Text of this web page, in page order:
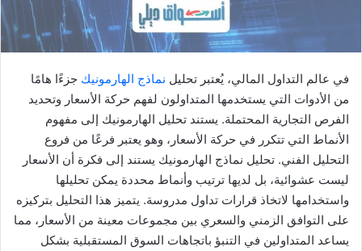
ك
ر
و
في عالم التداول المالي، يُعتبر تحليل نماذج الهارمونيك جزءًا هامًا
من الأدوات التي يستخدمها المتداولون لفهم حركة الأسعار وتحديد
الفرص التجارية المحتملة. يستند تحليل الهارمونيك إلى مفهوم
الأنماط التي تتكرر في حركة الأسعار، وهو يعتبر فرعًا من فروع
التحليل الفني. تحليل نماذج الهارمونيك يستند إلى فكرة أن الأسعار
ليست عشوائية، بل لديها ترتيب وأنماط محددة يمكن تحليلها
واستخدامها لاتخاذ قرارات تداول مدروسة. يتميز هذا التحليل بتركيزه
على التوافق الزمني والسعري بين مجموعات معينة من الأسعار، مما
يساعد المتداولين في التنبؤ باتجاهات السوق المستقبلية بشكل